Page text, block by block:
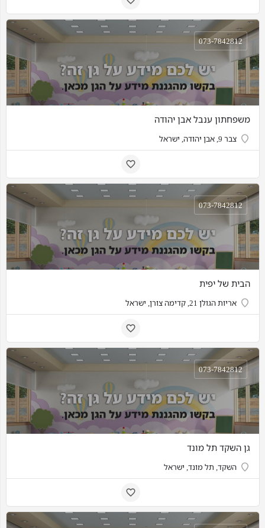
משפחתון ענבל אבן יהודה
צבר 9, אבן יהודה, ישראל
073-7842812
הבית של יפית
אריות הגולן 21, קדימה צורן, ישראל
073-7842812
גן השקד תל מונד
השקד, תל מונד, ישראל
073-7842812